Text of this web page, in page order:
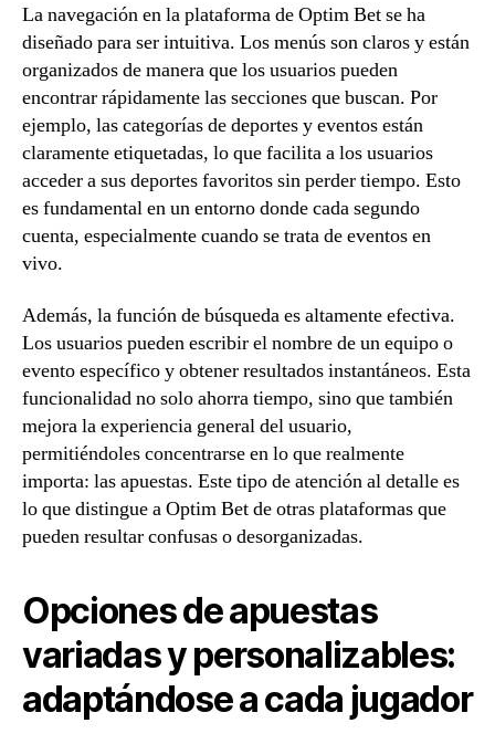
La navegación en la plataforma de Optim Bet se ha
diseñado para ser intuitiva. Los menús son claros y están
organizados de manera que los usuarios pueden
encontrar rápidamente las secciones que buscan. Por
ejemplo, las categorías de deportes y eventos están
claramente etiquetadas, lo que facilita a los usuarios
acceder a sus deportes favoritos sin perder tiempo. Esto
es fundamental en un entorno donde cada segundo
cuenta, especialmente cuando se trata de eventos en
vivo.
Además, la función de búsqueda es altamente efectiva.
Los usuarios pueden escribir el nombre de un equipo o
evento específico y obtener resultados instantáneos. Esta
funcionalidad no solo ahorra tiempo, sino que también
mejora la experiencia general del usuario,
permitiéndoles concentrarse en lo que realmente
importa: las apuestas. Este tipo de atención al detalle es
lo que distingue a Optim Bet de otras plataformas que
pueden resultar confusas o desorganizadas.
Opciones de apuestas
variadas y personalizables:
adaptándose a cada jugador